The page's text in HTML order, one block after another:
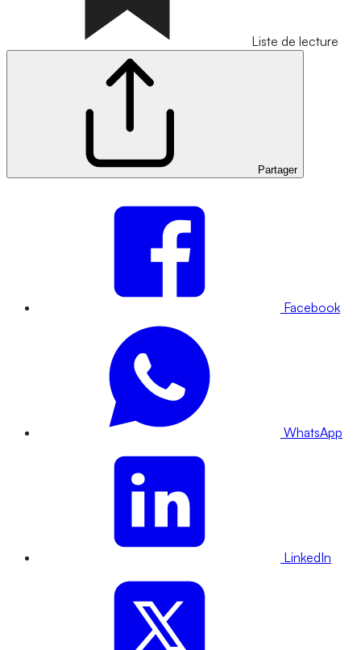
Liste de lecture
Partager
Facebook
WhatsApp
LinkedIn